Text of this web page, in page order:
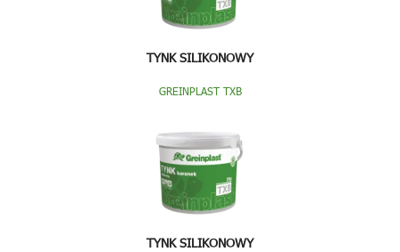
TYNK SILIKONOWY
GREINPLAST TXB
TYNK SILIKONOWY